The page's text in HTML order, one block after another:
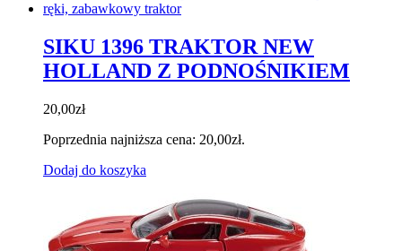
SIKU 1396 TRAKTOR NEW
HOLLAND Z PODNOŚNIKIEM
20,00zł
Poprzednia najniższa cena: 20,00zł.
Dodaj do koszyka